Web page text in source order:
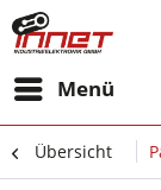
Menü
Übersicht